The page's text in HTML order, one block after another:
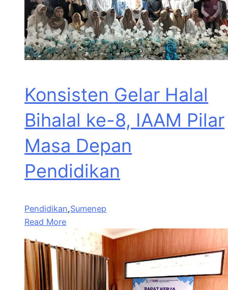
Konsisten Gelar Halal
Bihalal ke-8, IAAM Pilar
Masa Depan
Pendidikan
Pendidikan,Sumenep
Read More